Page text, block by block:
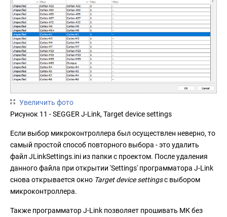
Увеличить фото
Рисунок 11 - SEGGER J-Link, Target device settings
Если выбор микроконтроллера был осуществлен неверно, то
самый простой способ повторного выбора - это удалить
файл JLinkSettings.ini из папки с проектом. После удаления
данного файла при открытии 'Settings' программатора J-Link
снова открывается окно Target device settingsс выбором
микроконтроллера.
Также программатор J-Link позволяет прошивать МК без